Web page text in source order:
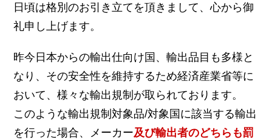
日頃は格別のお引き立てを頂きまして、心から御
礼申し上げます。
昨今日本からの輸出仕向け国、輸出品目も多様と
なり、その安全性を維持するため経済産業省等に
おいて、様々な輸出規制が取られております。
このような輸出規制対象品/対象国に該当する輸出
を行った場合、メーカー及び輸出者のどちらも罰